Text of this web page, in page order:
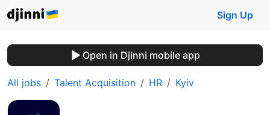
Sign Up
Open in Djinni mobile app
All jobs Talent Acquisition HR Kyiv